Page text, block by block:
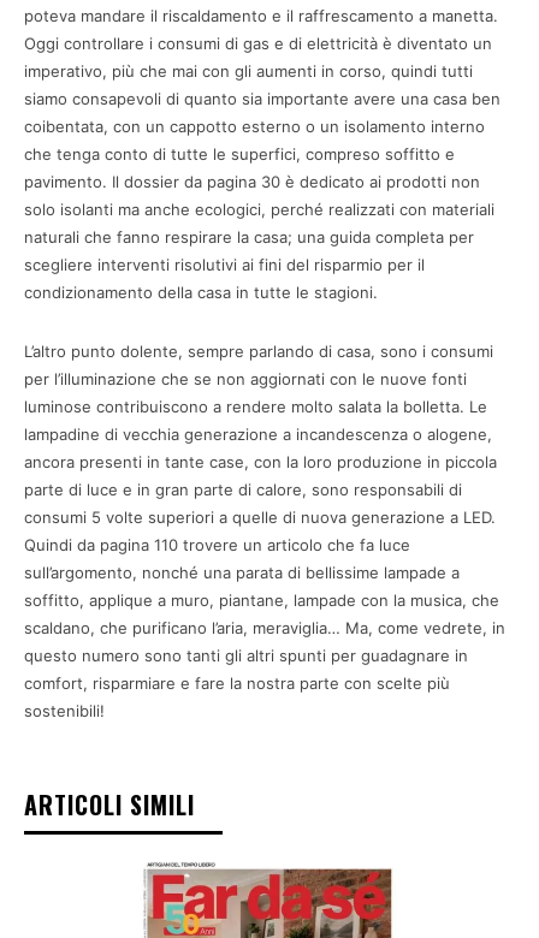
poteva mandare il riscaldamento e il raffrescamento a manetta.
Oggi controllare i consumi di gas e di elettricità è diventato un
imperativo, più che mai con gli aumenti in corso, quindi tutti
siamo consapevoli di quanto sia importante avere una casa ben
coibentata, con un cappotto esterno o un isolamento interno
che tenga conto di tutte le superfici, compreso soffitto e
pavimento. Il dossier da pagina 30 è dedicato ai prodotti non
solo isolanti ma anche ecologici, perché realizzati con materiali
naturali che fanno respirare la casa; una guida completa per
scegliere interventi risolutivi ai fini del risparmio per il
condizionamento della casa in tutte le stagioni.
L’altro punto dolente, sempre parlando di casa, sono i consumi
per l’illuminazione che se non aggiornati con le nuove fonti
luminose contribuiscono a rendere molto salata la bolletta. Le
lampadine di vecchia generazione a incandescenza o alogene,
ancora presenti in tante case, con la loro produzione in piccola
parte di luce e in gran parte di calore, sono responsabili di
consumi 5 volte superiori a quelle di nuova generazione a LED.
Quindi da pagina 110 trovere un articolo che fa luce
sull’argomento, nonché una parata di bellissime lampade a
soffitto, applique a muro, piantane, lampade con la musica, che
scaldano, che purificano l’aria, meraviglia… Ma, come vedrete, in
questo numero sono tanti gli altri spunti per guadagnare in
comfort, risparmiare e fare la nostra parte con scelte più
sostenibili!
ARTICOLI SIMILI